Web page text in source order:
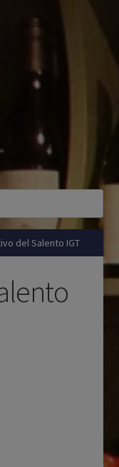
del Salento IGT